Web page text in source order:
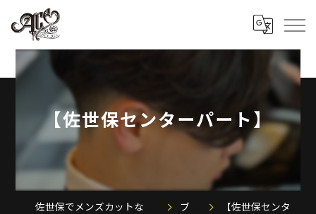
【佐世保センターパート】
ブログ 【佐世保センターパート】